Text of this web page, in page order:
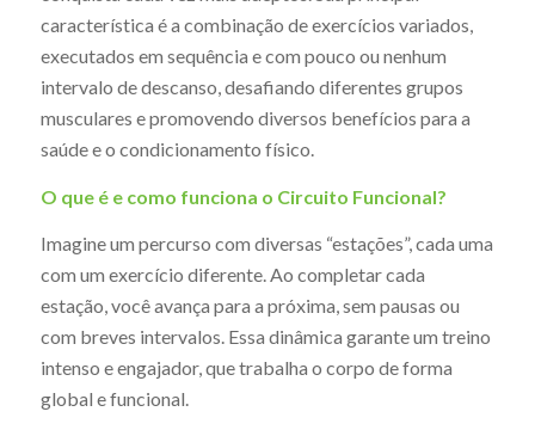
característica é a combinação de exercícios variados,
executados em sequência e com pouco ou nenhum
intervalo de descanso, desafiando diferentes grupos
musculares e promovendo diversos benefícios para a
saúde e o condicionamento físico.
O que é e como funciona o Circuito Funcional?
Imagine um percurso com diversas “estações”, cada uma
com um exercício diferente. Ao completar cada
estação, você avança para a próxima, sem pausas ou
com breves intervalos. Essa dinâmica garante um treino
intenso e engajador, que trabalha o corpo de forma
global e funcional.